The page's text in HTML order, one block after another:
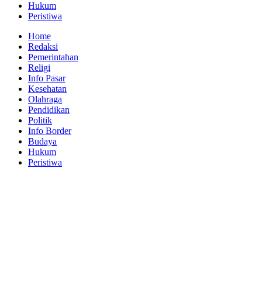
Hukum
Peristiwa
Home
Redaksi
Pemerintahan
Religi
Info Pasar
Kesehatan
Olahraga
Pendidikan
Politik
Info Border
Budaya
Hukum
Peristiwa